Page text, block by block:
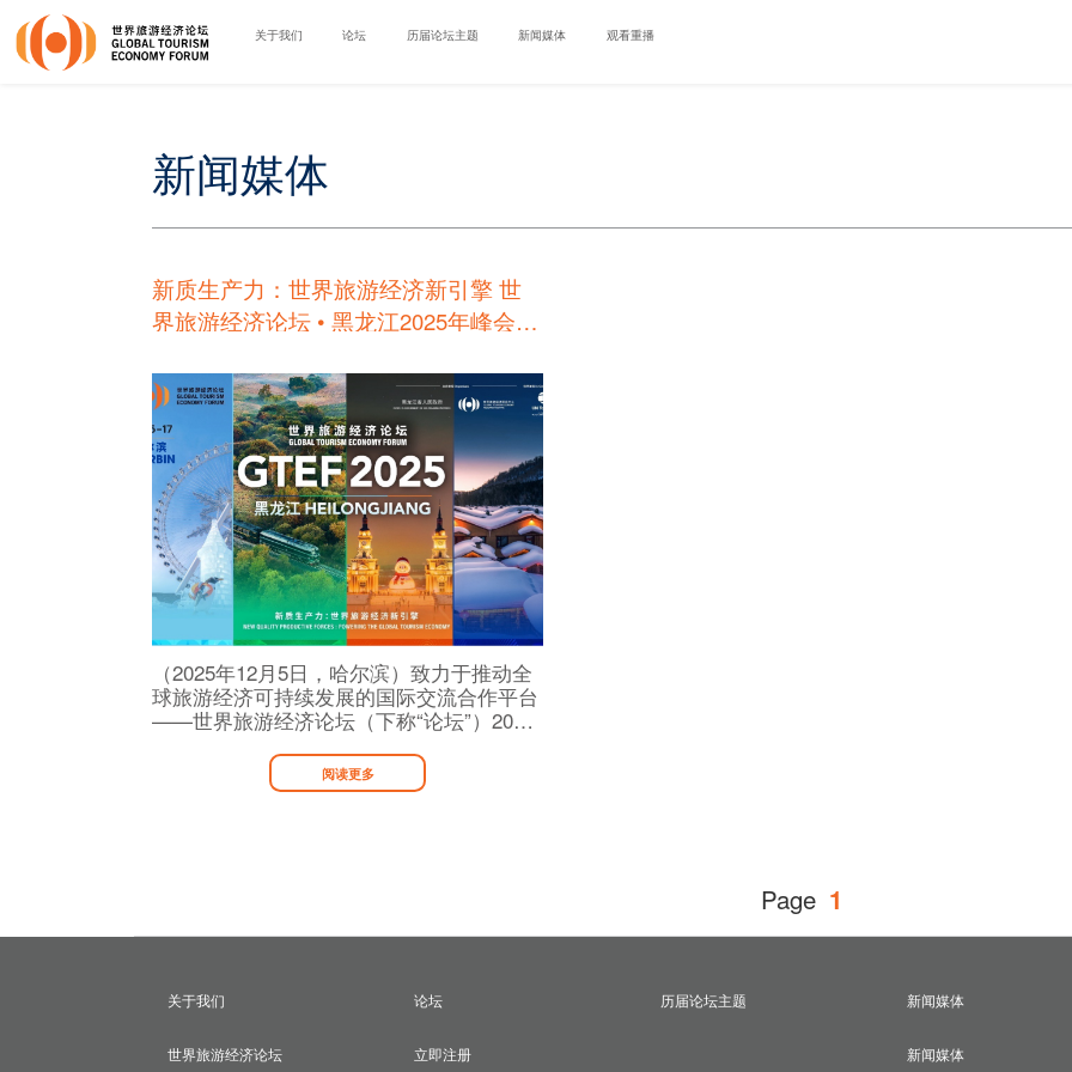
关于我们 论坛 历届论坛主题 新闻媒体 观看重播
新闻媒体
新质生产力：世界旅游经济新引擎 世
界旅游经济论坛 • 黑龙江2025年峰会将
（2025年12月5日，哈尔滨）致力于推动全
球旅游经济可持续发展的国际交流合作平台
——世界旅游经济论坛（下称“论坛”）2025
滨市举办。本届论坛以“新质生产力：世界
旅游经济新引擎”为主题，将邀请联合国旅
蓝图。 世界旅游经济论坛是2012年创办于
14,000位参会者出席，并携手44个合作国家
“世界聚焦中国，中国链接世界”的重要桥
阅读更多
Page 1
关于我们
世界旅游经济论坛
论坛
立即注册
历届论坛主题 新闻媒体
新闻媒体